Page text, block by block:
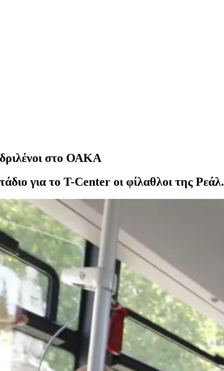
στο ΟΑΚΑ
για το T-Center οι φίλαθλοι της Ρεάλ.